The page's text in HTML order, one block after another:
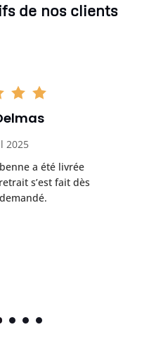
de nos clients
2025
a été livrée
s’est fait dès